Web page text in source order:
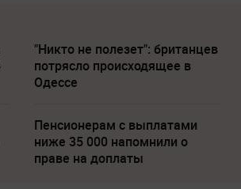
"Никто не полезет": британцев
потрясло происходящее в
Одессе
Пенсионерам с выплатами
ниже 35 000 напомнили о
праве на доплаты